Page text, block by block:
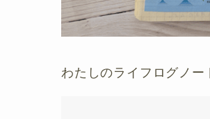
わたしのライフログノー